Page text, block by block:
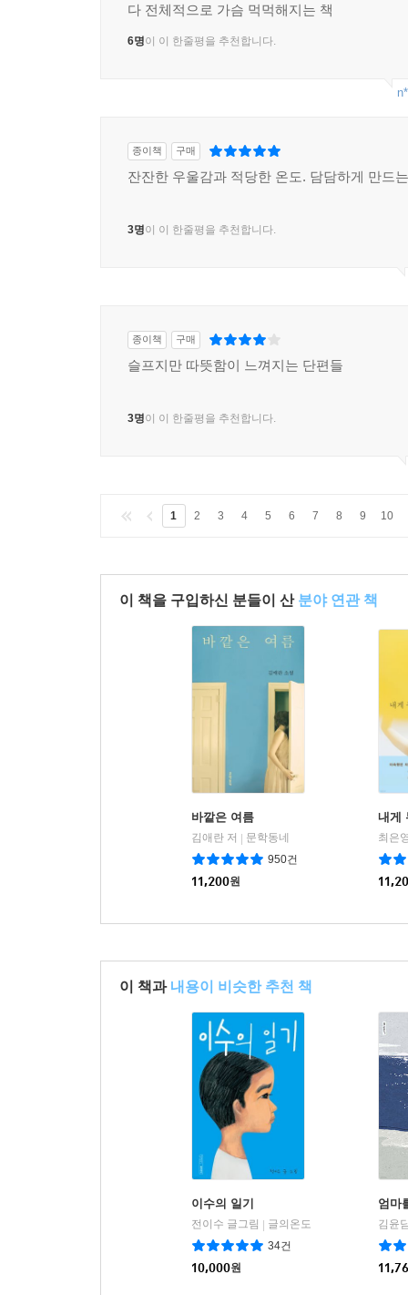
다 전체적으로 가슴 먹먹해지는 책
6명이 이 한줄평을 추천합니다.
종이책 구매
잔잔한 우울감과 적당한 온도. 담담하게 만드
3명이 이 한줄평을 추천합니다.
종이책 구매
슬프지만 따뜻함이 느껴지는 단편들
3명이 이 한줄평을 추천합니다.
1 2 3 4 5 6 7 8 9 10
이 책을 구입하신 분들이 산 분야 연관 책
바깥은 여름
김애란 저 | 문학동네
950건
11,200원
내게
최은
이 책과 내용이 비슷한 추천 책
이수의 일기
전이수 글그림 | 글의온도
34건
10,000원
엄마
김윤